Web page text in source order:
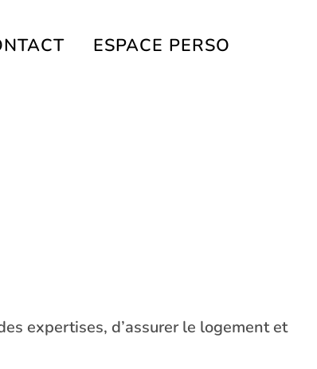
ESPACE PERSO
expertises, d’assurer le logement et